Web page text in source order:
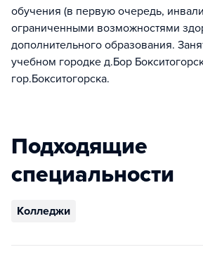
обучения (в первую очередь,
ограниченными возможностями
дополнительного образования.
учебном городке д.Бор
гор.Бокситогорска.
Подходящие
специальности
Колледжи